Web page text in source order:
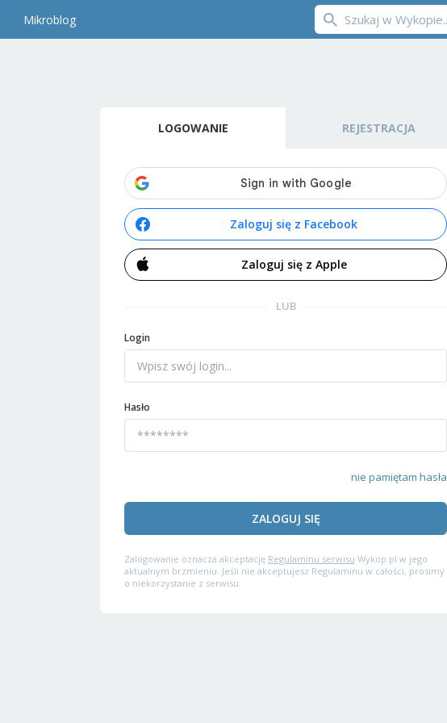
Mikroblog
LOGOWANIE REJESTRACJA
Zaloguj się z Facebook
Zaloguj się z Apple
LUB
Login
Hasło
nie pamiętam hasła
ZALOGUJ SIĘ
Zalogowanie oznacza akceptację Regulaminu serwisu Wykop.pl w jego
aktualnym brzmieniu. Jeśli nie akceptujesz Regulaminu w całości, prosimy
o niekorzystanie z serwisu.